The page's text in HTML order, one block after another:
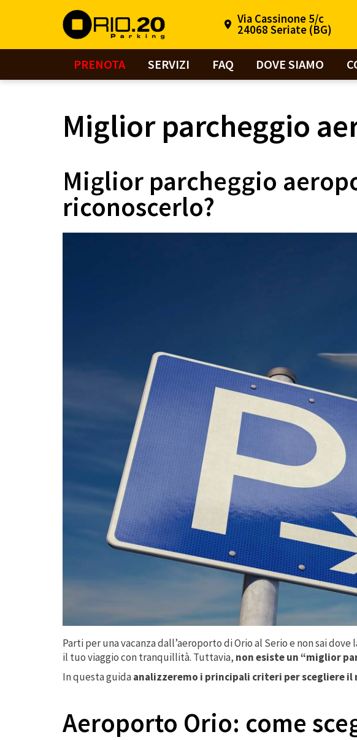
Via Cassinone 5/c
24068 Seriate (BG)
PRENOTA SERVIZI FAQ DOVE SIAMO
Miglior parcheggio
Miglior parcheggio
riconoscerlo?
Parti per una vacanza dall’aeroporto di Orio al Serio e non sai
il tuo viaggio con tranquillità. Tuttavia, non esiste un “miglior
In questa guidaanalizzeremo i principali criteri per scegliere
Aeroporto Orio: come